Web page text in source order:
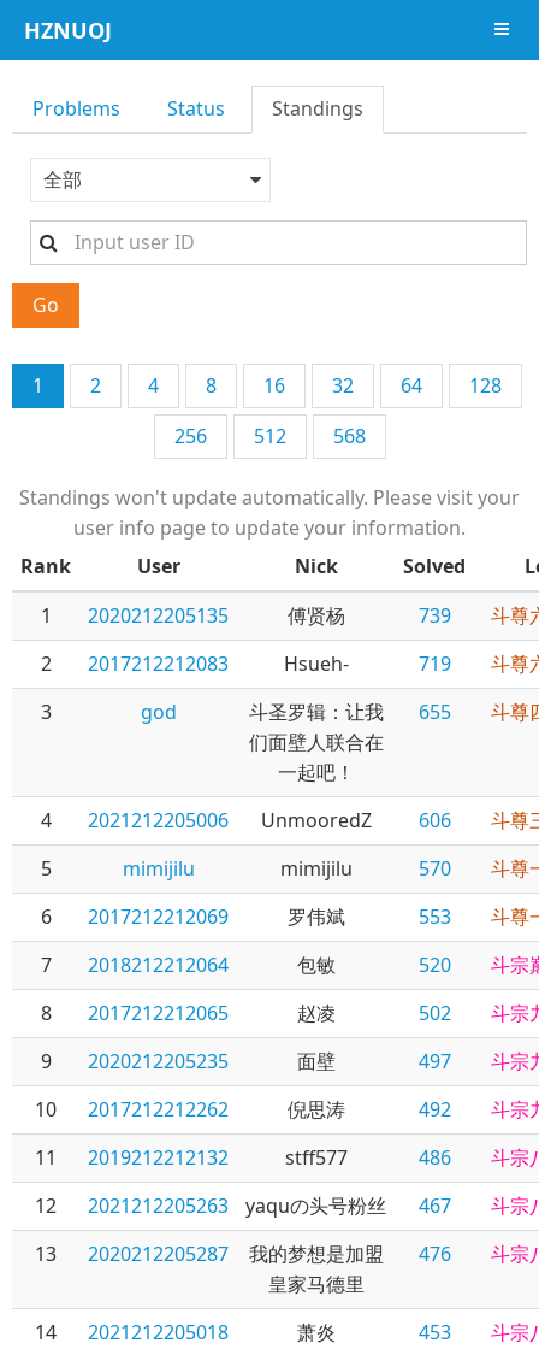
导航
HZNUOJ
Problems Status Standings
全部
Go
1 2 4 8 16 32 64
128
256
512 568
Standings won't update automatically. Please visit your
user info page to update your information.
Rank
User Nick Solved
1
2020212205135 傅贤杨 739
斗尊
2
2017212212083 Hsueh- 719
斗尊
3
god
斗圣罗辑：让我
们面壁人联合在
一起吧！
655 斗尊
4 2021212205006 UnmooredZ 606
斗尊
5
mimijilu mimijilu 570
斗尊
6
2017212212069 罗伟斌 553
斗尊
7
2018212212064 包敏 520
斗宗
8
2017212212065 赵凌 502
斗宗
9
2020212205235 面壁 497
斗宗
10
2017212212262 倪思涛 492
斗宗
11
2019212212132 stff577 486
斗宗
12
2021212205263 yaquの头号粉丝 467
斗宗
13
2020212205287
我的梦想是加盟
皇家马德里
476 斗宗
14 2021212205018 萧炎 453
斗宗